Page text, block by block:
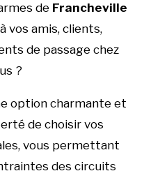
de Francheville
vos amis, clients,
de passage chez
?
option charmante et
de choisir vos
vous permettant
des circuits